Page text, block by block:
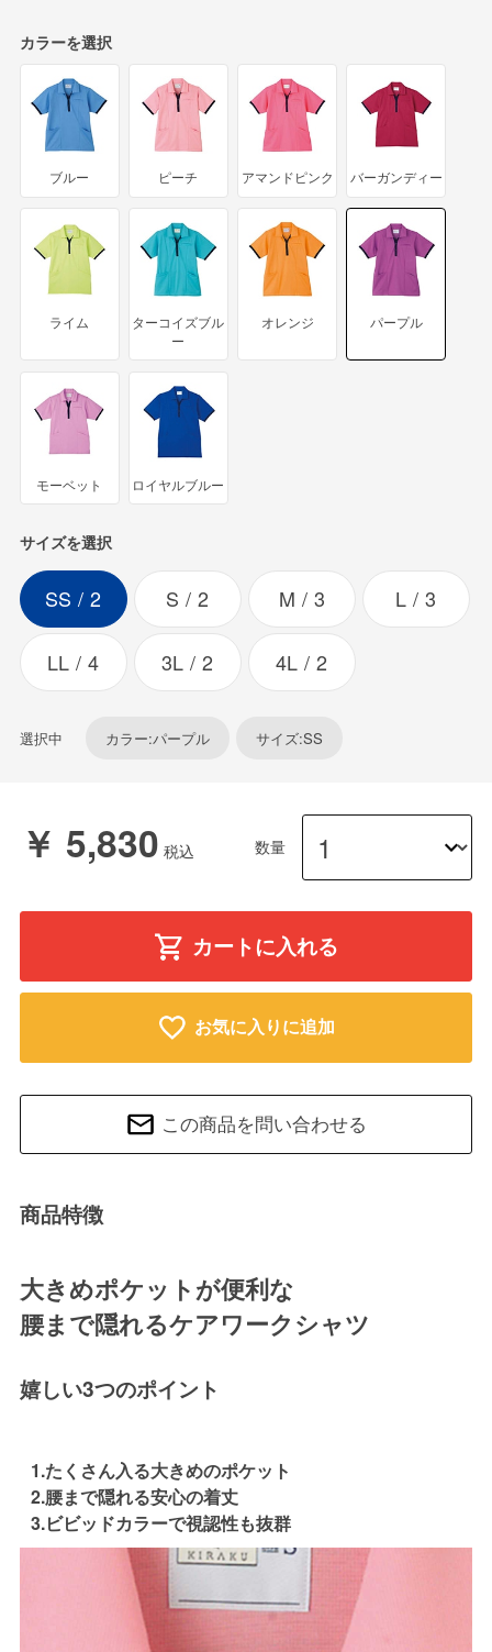
カラーを選択
ブルー ピーチ アマンドピンク バーガンディー
ライム
ターコイズブル
ー
オレンジ パープル
モーベット ロイヤルブルー
サイズを選択
SS 2 S 2 M 3 L 3
LL 4 3L 2 4L 2
選択中 カラー:パープル サイズ:SS
￥ 5,830 数量
カートに入れる
お気に入りに追加
この商品を問い合わせる
商品特徴
大きめポケットが便利な
腰まで隠れるケアワークシャツ
嬉しい3つのポイント
1.たくさん入る大きめのポケット
2.腰まで隠れる安心の着丈
3.ビビッドカラーで視認性も抜群